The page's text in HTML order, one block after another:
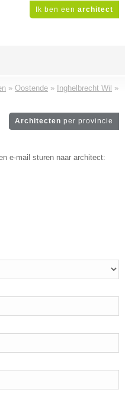
Ik ben een architect
» Oostende » Inghelbrecht Wil »
Architecten per provincie
e-mail sturen naar architect: